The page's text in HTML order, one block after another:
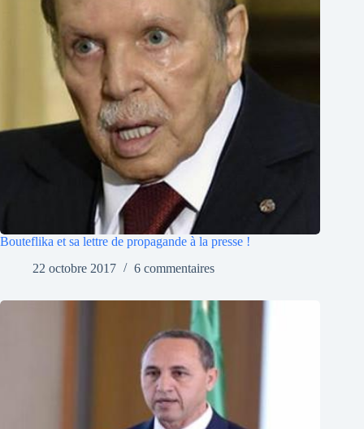
Bouteflika et sa lettre de propagande à la presse !
22 octobre 2017
6 commentaires